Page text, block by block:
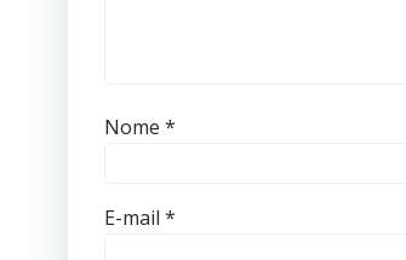
Nome *
E-mail *